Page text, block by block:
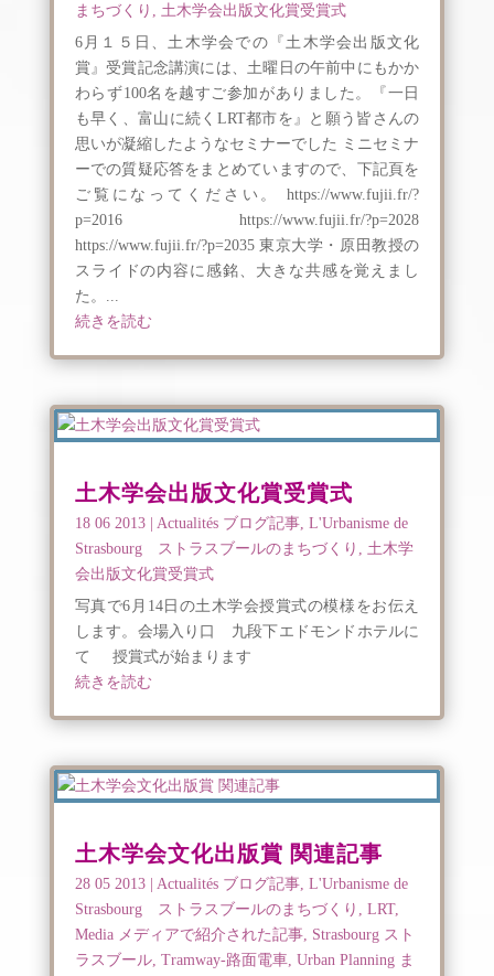
まちづくり
土木学会出版文化賞受賞式
6月１５日、土木学会での『土木学会出版文化
賞』受賞記念講演には、土曜日の午前中にもかか
わらず100名を越すご参加がありました。『一日
も早く、富山に続くLRT都市を』と願う皆さんの
思いが凝縮したようなセミナーでした ミニセミナ
ーでの質疑応答をまとめていますので、下記頁を
ご覧になってください。 https://www.fujii.fr/?
p=2016 https://www.fujii.fr/?p=2028
https://www.fujii.fr/?p=2035 東京大学・原田教授の
スライドの内容に感銘、大きな共感を覚えまし
た。...
続きを読む
土木学会出版文化賞受賞式
18 06 2013| Actualités ブログ記事, L'Urbanisme de
Strasbourg ストラスブールのまちづくり
土木学
会出版文化賞受賞式
写真で6月14日の土木学会授賞式の模様をお伝え
します。会場入り口 九段下エドモンドホテルに
て 授賞式が始まります
続きを読む
土木学会文化出版賞 関連記事
28 05 2013| Actualités ブログ記事, L'Urbanisme de
Strasbourg ストラスブールのまちづくり , LRT,
Media メディアで紹介された記事, Strasbourg スト
ラスブール, Tramway-路面電車, Urban Planning ま